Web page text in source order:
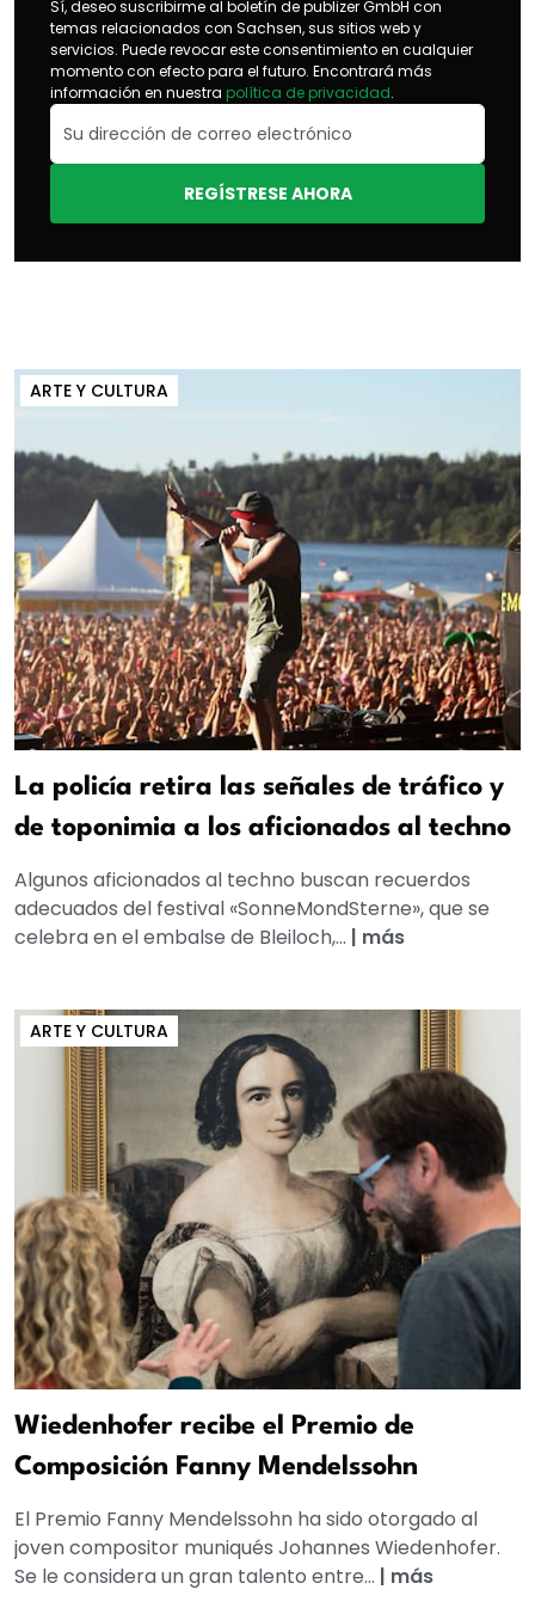
Sí, deseo suscribirme al boletín de publizer GmbH con
temas relacionados con Sachsen, sus sitios web y
servicios. Puede revocar este consentimiento en cualquier
momento con efecto para el futuro. Encontrará más
información en nuestra política de privacidad.
REGÍSTRESE AHORA
ARTE Y CULTURA
La policía retira las señales de tráfico y
de toponimia a los aficionados al techno
Algunos aficionados al techno buscan recuerdos
adecuados del festival «SonneMondSterne», que se
celebra en el embalse de Bleiloch,... | más
ARTE Y CULTURA
Wiedenhofer recibe el Premio de
Composición Fanny Mendelssohn
El Premio Fanny Mendelssohn ha sido otorgado al
joven compositor muniqués Johannes Wiedenhofer.
Se le considera un gran talento entre... | más